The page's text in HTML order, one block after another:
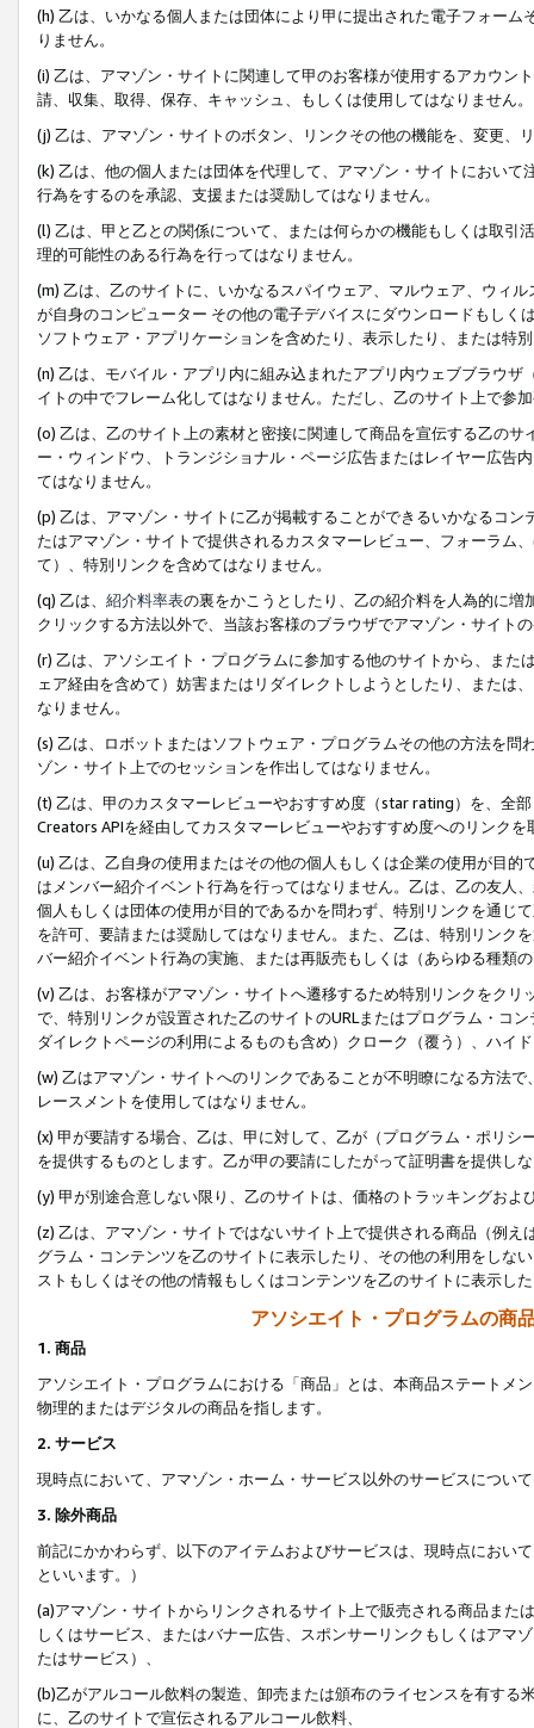
(h) 乙は、いかなる個人または団体により甲に提出された電子フォー
りません。
(i) 乙は、アマゾン・サイトに関連して甲のお客様が使用するアカウン
請、収集、取得、保存、キャッシュ、もしくは使用してはなりません。
(j) 乙は、アマゾン・サイトのボタン、リンクその他の機能を、変更、
(k) 乙は、他の個人または団体を代理して、アマゾン・サイトにおい
行為をするのを承認、支援または奨励してはなりません。
(l) 乙は、甲と乙との関係について、または何らかの機能もしくは取
理的可能性のある行為を行ってはなりません。
(m) 乙は、乙のサイトに、いかなるスパイウェア、マルウェア、ウィ
が自身のコンピューター その他の電子デバイスにダウンロードもし
ソフトウェア・アプリケーションを含めたり、表示したり、または特
(n) 乙は、モバイル・アプリ内に組み込まれたアプリ内ウェブブラウ
イトの中でフレーム化してはなりません。ただし、乙のサイト上で参
(o) 乙は、乙のサイト上の素材と密接に関連して商品を宣伝する乙の
ー・ウィンドウ、トランジショナル・ページ広告またはレイヤー広告
てはなりません。
(p) 乙は、アマゾン・サイトに乙が掲載することができるいかなるコ
たはアマゾン・サイトで提供されるカスタマーレビュー、フォーラム
て）、特別リンクを含めてはなりません。
(q) 乙は、 紹介料率表の裏をかこうとしたり、乙の紹介料を人為的に
クリックする方法以外で、当該お客様のブラウザでアマゾン・サイト
(r) 乙は、アソシエイト・プログラムに参加する他のサイトから、ま
ェア経由を含めて）妨害またはリダイレクトしようとしたり、または
なりません。
(s) 乙は、ロボットまたはソフトウェア・プログラムその他の方法を
ゾン・サイト上でのセッションを作出してはなりません。
(t) 乙は、甲のカスタマーレビューやおすすめ度（star rating）を、全
Creators APIを経由してカスタマーレビューやおすすめ度へのリンクを
(u) 乙は、乙自身の使用またはその他の個人もしくは企業の使用が目
はメンバー紹介イベント行為を行ってはなりません。乙は、乙の友人
個人もしくは団体の使用が目的であるかを問わず、特別リンクを通じ
を許可、要請または奨励してはなりません。また、乙は、特別リンク
バー紹介イベント行為の実施、または再販売もしくは（あらゆる種類
(v) 乙は、お客様がアマゾン・サイトへ遷移するため特別リンクをク
で、特別リンクが設置された乙のサイトのURLまたはプログラム・コ
ダイレクトページの利用によるものも含め）クローク（覆う）、ハイ
(w) 乙はアマゾン・サイトへのリンクであることが不明瞭になる方法
レースメントを使用してはなりません。
(x) 甲が要請する場合、乙は、甲に対して、乙が（プログラム・ポリ
を提供するものとします。乙が甲の要請にしたがって証明書を提供し
(y) 甲が別途合意しない限り、乙のサイトは、価格のトラッキングお
(z) 乙は、アマゾン・サイトではないサイト上で提供される商品（例
グラム・コンテンツを乙のサイトに表示したり、その他の利用をしな
ストもしくはその他の情報もしくはコンテンツを乙のサイトに表示し
アソシエイト・プログラムの商
1. 商品
アソシエイト・プログラムにおける「商品」とは、本商品ステートメ
物理的またはデジタルの商品を指します。
2. サービス
現時点において、アマゾン・ホーム・サービス以外のサービスについ
3. 除外商品
前記にかかわらず、以下のアイテムおよびサービスは、現時点におい
といいます。）
(a)アマゾン・サイトからリンクされるサイト上で販売される商品ま
しくはサービス、またはバナー広告、スポンサーリンクもしくはアマ
たはサービス）、
(b)乙がアルコール飲料の製造、卸売または頒布のライセンスを有す
に、乙のサイトで宣伝されるアルコール飲料、